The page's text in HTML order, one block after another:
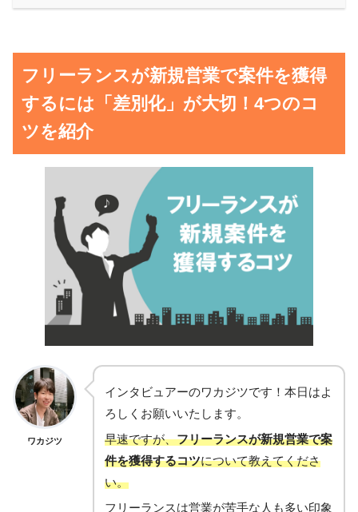
フリーランスが新規営業で案件を獲得
するには「差別化」が大切！4つのコ
ツを紹介
ワカジツ
インタビュアーのワカジツです！本日はよ
ろしくお願いいたします。
早速ですが、フリーランスが新規営業で案
件を獲得するコツについて教えてくださ
い。
フリーランスは営業が苦手な人も多い印象